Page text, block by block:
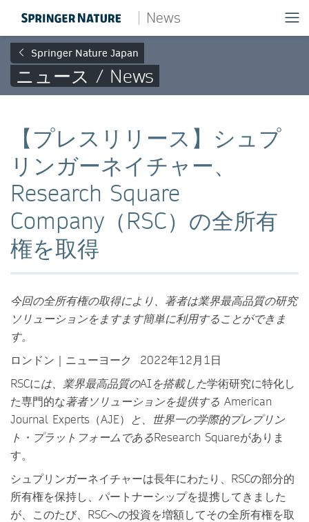
News
Springer Nature Japan
ニュース / News
【プレスリリース】シュプ
リンガーネイチャー、
Research Square
Company（RSC）の全所有
権を取得
今回の全所有権の取得により、著者は業界最高品質の研究
ソリューションをますます簡単に利用することができま
す。
ロンドン｜ニューヨーク 2022年12月1日
RSCには、業界最高品質のAIを搭載した学術研究に特化し
た専門的な著者ソリューションを提供する American
Journal Experts（AJE）
と、世界一の学際的プレプリン
ト・プラットフォームであるResearch Squareがありま
す。
シュプリンガーネイチャーは長年にわたり、RSCの部分的
所有権を保持し、パートナーシップを提携してきました
が、このたび、RSCへの投資を増額してその全所有権を取